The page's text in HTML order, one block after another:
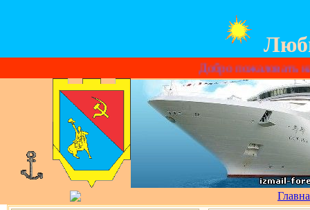
Добро пожаловать на